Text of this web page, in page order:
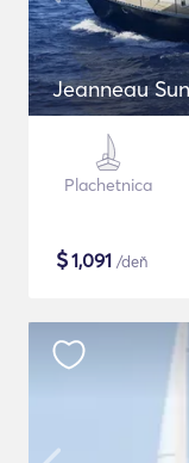
Jeanneau
Plachetnica
$1,091 /deň